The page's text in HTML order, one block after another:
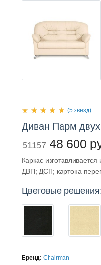
(5 звезд)
Диван Парм
51157 48 600
Каркас
ДВП; ДСП; картона
Цветовые решения:
Бренд: Chairman